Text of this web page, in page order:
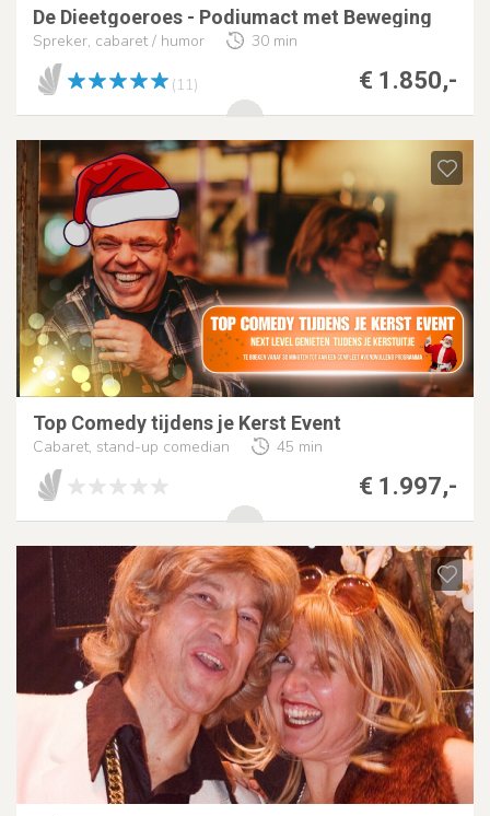
De Dieetgoeroes - Podiumact met Beweging
Spreker, cabaret / humor 30 min
€ 1.850,-
(11)
Top Comedy tijdens je Kerst Event
Cabaret, stand-up comedian 45 min
€ 1.997,-